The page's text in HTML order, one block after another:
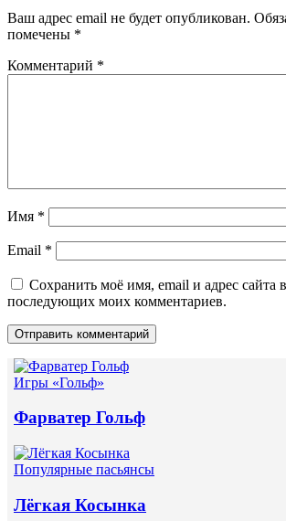
Ваш адрес email не будет опубликован.
помечены *
Комментарий *
Имя *
Email *
Сохранить моё имя, email и адрес сайта
последующих моих комментариев.
Игры «Гольф»
Фарватер Гольф
Популярные пасьянсы
Лёгкая Косынка